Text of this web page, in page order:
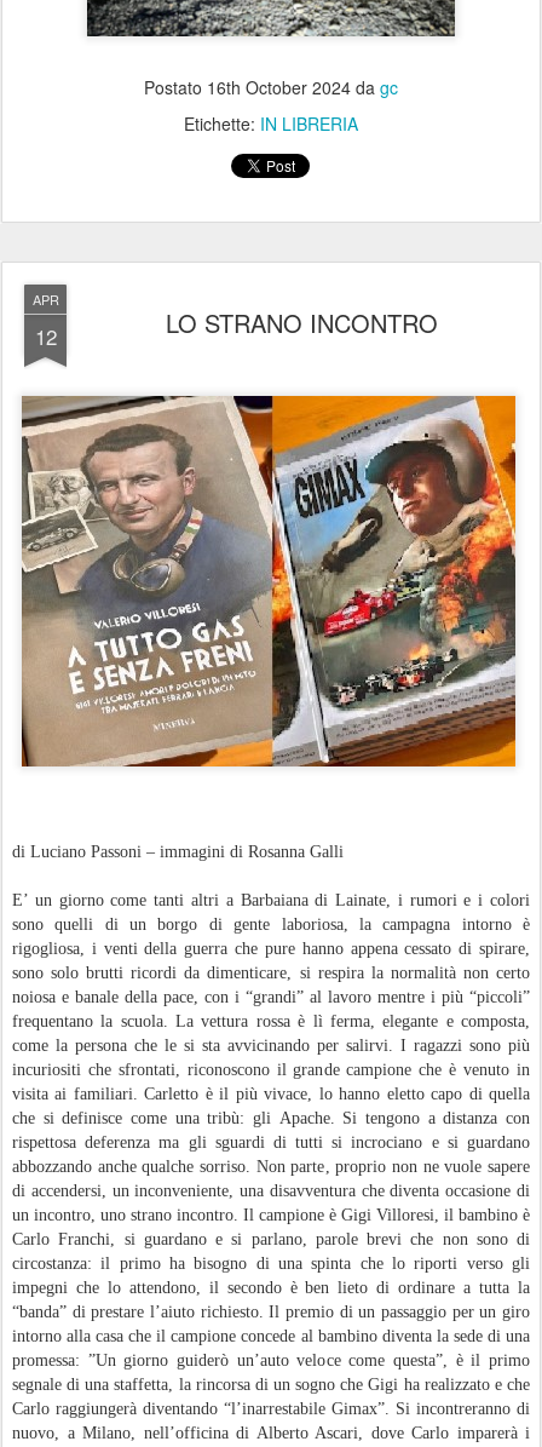
Postato 16th October 2024 da gc
Etichette: IN LIBRERIA
APR
12 LO STRANO INCONTRO
di Luciano Passoni – immagini di Rosanna Galli
E’ un giorno come tanti altri a Barbaiana di Lainate, i rumori e i colori
sono quelli di un borgo di gente laboriosa, la campagna intorno è
rigogliosa, i venti della guerra che pure hanno appena cessato di spirare,
sono solo brutti ricordi da dimenticare, si respira la normalità non certo
noiosa e banale della pace, con i “grandi” al lavoro mentre i più “piccoli”
frequentano la scuola. La vettura rossa è lì ferma, elegante e composta,
come la persona che le si sta avvicinando per salirvi. I ragazzi sono più
incuriositi che sfrontati, riconoscono il grande campione che è venuto in
visita ai familiari. Carletto è il più vivace, lo hanno eletto capo di quella
che si definisce come una tribù: gli Apache. Si tengono a distanza con
rispettosa deferenza ma gli sguardi di tutti si incrociano e si guardano
abbozzando anche qualche sorriso. Non parte, proprio non ne vuole sapere
di accendersi, un inconveniente, una disavventura che diventa occasione di
un incontro, uno strano incontro. Il campione è Gigi Villoresi, il bambino è
Carlo Franchi, si guardano e si parlano, parole brevi che non sono di
circostanza: il primo ha bisogno di una spinta che lo riporti verso gli
impegni che lo attendono, il secondo è ben lieto di ordinare a tutta la
“banda” di prestare l’aiuto richiesto. Il premio di un passaggio per un giro
intorno alla casa che il campione concede al bambino diventa la sede di una
promessa: ”Un giorno guiderò un’auto veloce come questa”, è il primo
segnale di una staffetta, la rincorsa di un sogno che Gigi ha realizzato e che
Carlo raggiungerà diventando “l’inarrestabile Gimax”. Si incontreranno di
nuovo, a Milano, nell’officina di Alberto Ascari, dove Carlo imparerà i